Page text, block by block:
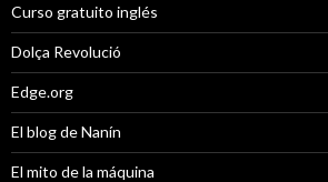
Curso gratuito inglés
Dolça Revolució
Edge.org
El blog de Nanín
El mito de la máquina